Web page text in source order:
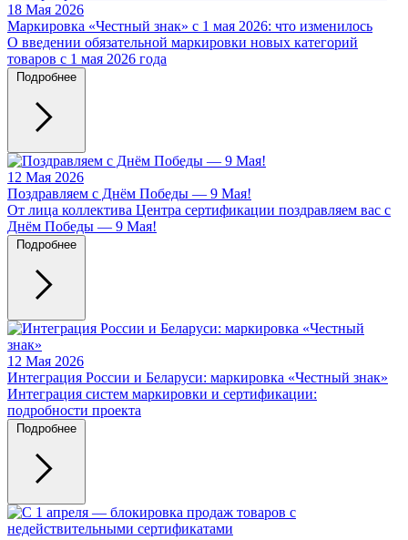
18 Мая 2026
Маркировка «Честный знак» с 1 мая 2026: что изменилось
О введении обязательной маркировки новых категорий
товаров с 1 мая 2026 года
Подробнее
12 Мая 2026
Поздравляем с Днём Победы — 9 Мая!
От лица коллектива Центра сертификации поздравляем вас с
Днём Победы — 9 Мая!
Подробнее
12 Мая 2026
Интеграция России и Беларуси: маркировка «Честный знак»
Интеграция систем маркировки и сертификации:
подробности проекта
Подробнее